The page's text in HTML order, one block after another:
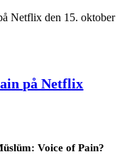
Netflix den 15. oktober
på Netflix
Voice of Pain?